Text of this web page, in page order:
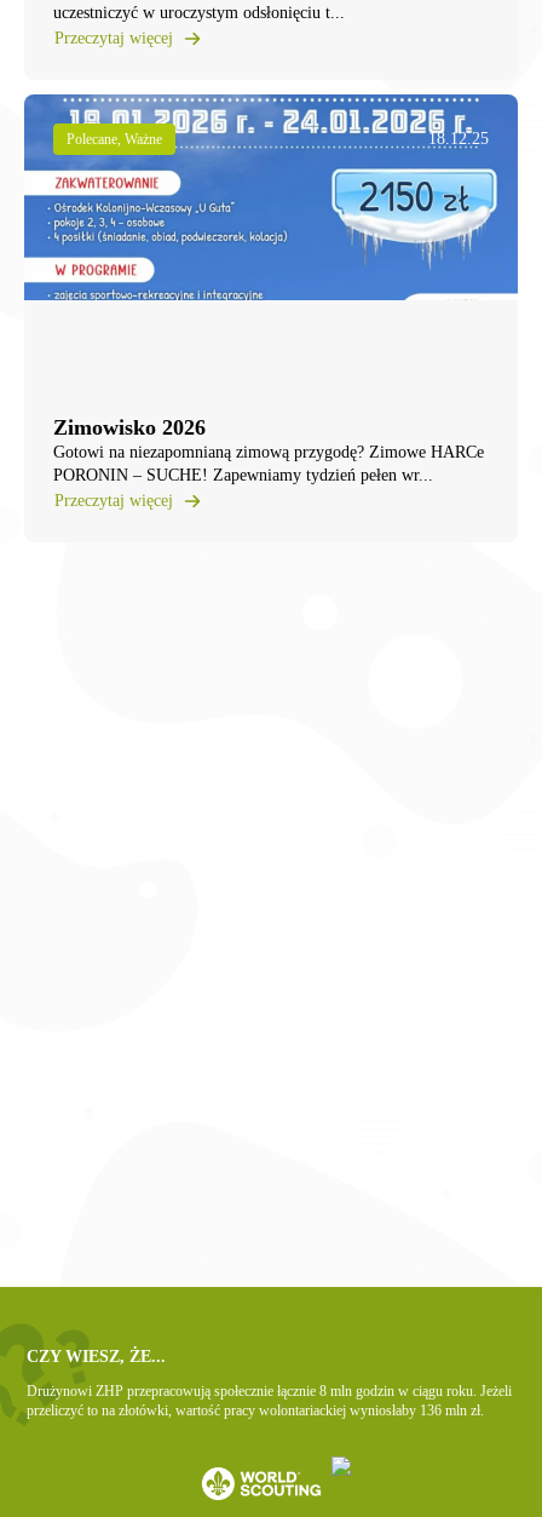
uczestniczyć w uroczystym odsłonięciu t...
Przeczytaj więcej
Polecane, Ważne 18.12.25
Zimowisko 2026
Gotowi na niezapomnianą zimową przygodę? ​Zimowe HARCe
PORONIN – SUCHE! ​Zapewniamy tydzień pełen wr...
Przeczytaj więcej
CZY WIESZ, ŻE...
Drużynowi ZHP przepracowują społecznie łącznie 8 mln godzin w ciągu roku. Jeżeli
przeliczyć to na złotówki, wartość pracy wolontariackiej wyniosłaby 136 mln zł.